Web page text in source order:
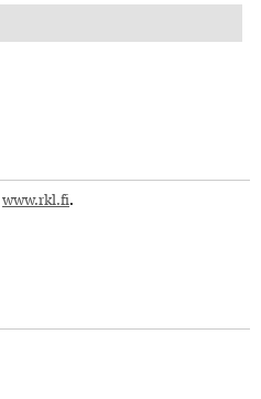
www.rkl.fi.